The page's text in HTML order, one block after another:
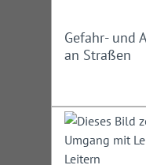
Gefahr- und
an Straßen